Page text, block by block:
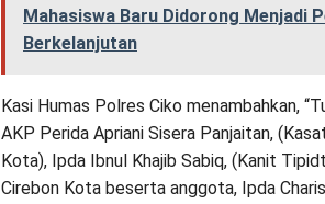
Mahasiswa Baru Didorong Menjadi
Berkelanjutan
Kasi Humas Polres Ciko menambahkan,
AKP Perida Apriani Sisera Panjaitan,
Kota), Ipda Ibnul Khajib Sabiq, (Kanit
Cirebon Kota beserta anggota, Ipda